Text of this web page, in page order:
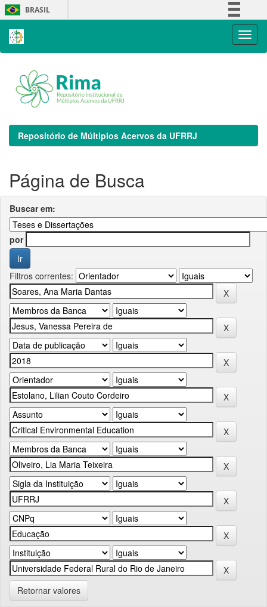
Skip
navigation
BRASIL
Repositório de Múltiplos Acervos da UFRRJ
Página de Busca
Buscar em:
por
Filtros correntes:
Retornar valores